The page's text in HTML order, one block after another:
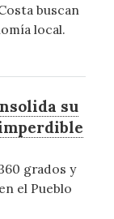
buscan
local.
su
grados y
el Pueblo